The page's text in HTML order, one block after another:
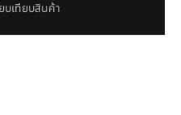
บเทียบสินค้า